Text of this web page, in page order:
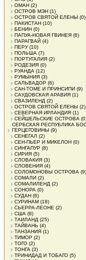
ОМАН (2)
ОСТРОВ МЭН (1)
ОСТРОВ СВЯТОЙ ЕЛЕНЫ (0)
ПАКИСТАН (10)
БЕНИН (0)
ПАПУА-НОВАЯ ГВИНЕЯ (6)
ПАРАГВАЙ (4)
ПЕРУ(10)
ПОЛЬША (7)
ПОРТУГАЛИЯ (2)
РОДЕЗИЯ (0)
РУАНДА (12)
РУМЫНИЯ (3)
САЛЬВАДОР (6)
САН-ТОМЕ И ПРИНСИПИ (9)
САУДОВСКАЯ АРАВИЯ (1)
СВАЗИЛЕНД (2)
ОСТРОВ СВЯТОЙ ЕЛЕНЫ (2)
СЕВЕРНАЯ ИРЛАНДИЯ (1)
СЕЙШЕЛЬСКИЕ ОСТРОВА
СЕРБСКАЯ РЕСПУБЛИКА
ГЕРЦЕГОВИНЫ (9)
СЕНЕГАЛ (2)
СЕН-ПЬЕР И МИКЕЛОН (0)
СИНГАПУР (8)
СИРИЯ (5)
СЛОВАКИЯ (3)
СЛОВЕНИЯ (4)
СОЛОМОНОВЫ ОСТРОВА (9)
СОМАЛИ (2)
СОМАЛИЛЕНД (2)
СОНОРА (0)
СУДАН (6)
СУРИНАМ (18)
СЬЕРРА-ЛЕОНЕ (2)
США (8)
ТАИЛАНД (25)
ТАЙВАНЬ (4)
ТАНЗАНИЯ (1)
ТИМОР (2)
ТОГО (2)
ТОНГА (3)
ТРИНИДАД И ТОБАГО (5)